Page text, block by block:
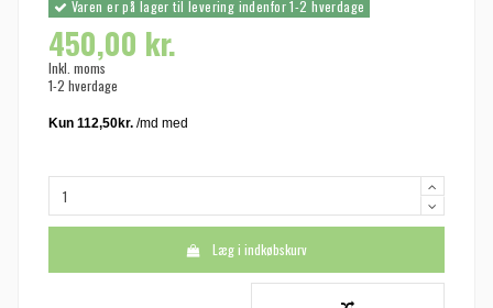
Varen er på lager til levering indenfor 1-2 hverdage
450,00 kr.
Inkl. moms
1-2 hverdage
Læg i indkøbskurv